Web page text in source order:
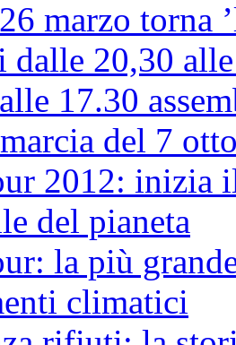
marzo torna
dalle 20,30
17.30
del 7
2012: inizia
del pianeta
la più
climatici